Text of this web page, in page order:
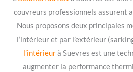
couvreurs professionnels assurent
Nous proposons deux principales
l’intérieur et par l’extérieur
l’intérieurà Suevres est une
augmenter la performance